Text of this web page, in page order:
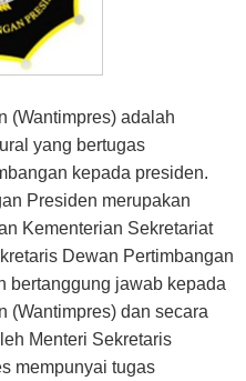
(Wantimpres) adalah
yang bertugas
kepada presiden.
Presiden merupakan
Kementerian Sekretariat
Dewan Pertimbangan
bertanggung jawab kepada
(Wantimpres) dan secara
Menteri Sekretaris
mempunyai tugas